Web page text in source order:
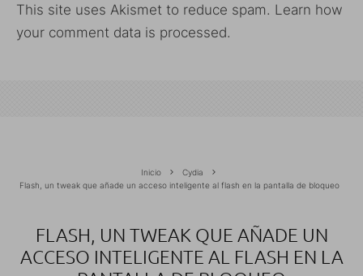
This site uses Akismet to reduce spam. Learn how
your comment data is processed.
Inicio
Cydia
Flash, un tweak que añade un acceso inteligente al flash en la pantalla de bloqueo
FLASH, UN TWEAK QUE AÑADE UN
ACCESO INTELIGENTE AL FLASH EN LA